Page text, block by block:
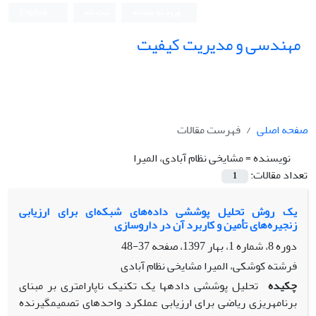
مهندسی و مدیریت کیفیت
صفحه اصلی
فهرست مقالات
نویسنده =مشایخی نظام آبادی، المیرا
تعداد مقالات:
1
یک روش تحلیل پوششی داده‌های شبکه‌ای برای ارزیابی
زنجیره‌های تأمین و کاربرد آن در داروسازی
دوره 8، شماره 1، بهار 1397، صفحه
37-48
فرشته کوشکی، المیرا مشایخی نظام آبادی
چکیده تحلیل پوششی داده­ها یک تکنیک ناپارامتری بر مبنای
برنامه­ریزی ریاضی برای ارزیابی عملکرد واحدهای تصمیم­گیرنده